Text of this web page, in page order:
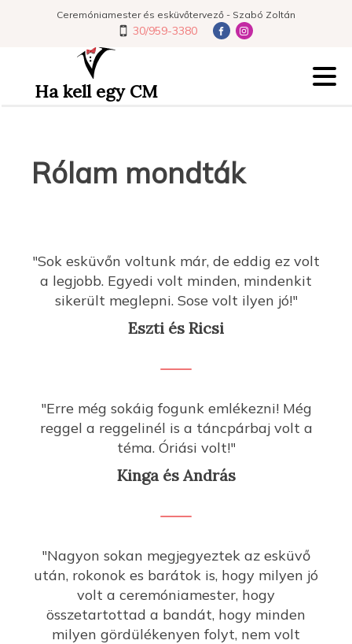
Ceremóniamester és esküvőtervező - Szabó Zoltán
30/959-3380
Ha kell egy CM
Rólam mondták
"Sok esküvőn voltunk már, de eddig ez volt
a legjobb. Egyedi volt minden, mindenkit
sikerült meglepni. Sose volt ilyen jó!"
Eszti és Ricsi
"Erre még sokáig fogunk emlékezni! Még
reggel a reggelinél is a táncpárbaj volt a
téma. Óriási volt!"
Kinga és András
"Nagyon sokan megjegyeztek az esküvő
után, rokonok es barátok is, hogy milyen jó
volt a ceremóniamester, hogy
összetartottad a bandát, hogy minden
milyen gördülékenyen folyt, nem volt